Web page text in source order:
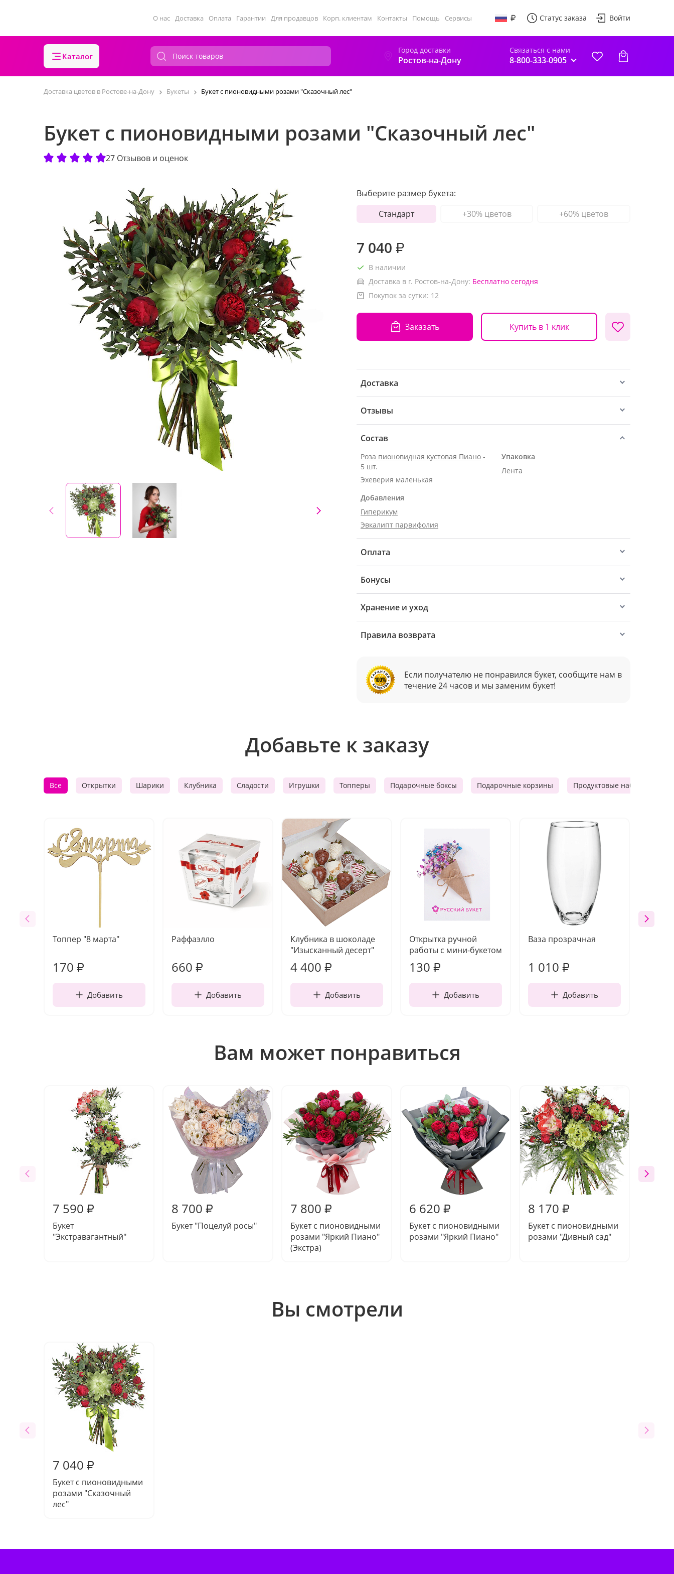
О нас Доставка Оплата Гарантии Для продавцов Корп. клиентам Контакты Помощь Сервисы Статус заказа Войти
Каталог
Город доставки
Ростов-на-Дону
Связаться с нами
8-800-333-0905
Доставка цветов в Ростове-на-Дону Букеты Букет с пионовидными розами "Сказочный лес"
Букет с пионовидными розами "Сказочный лес"
27 Отзывов и оценок
Выберите размер букета:
Стандарт
+30% цветов +60% цветов
7 040 ₽
В наличии
Доставка в г. Ростов-на-Дону: Бесплатно сегодня
Покупок за сутки: 12
Заказать Купить в 1 клик
Доставка
Отзывы
Состав
Роза пионовидная кустовая Пиано -
5 шт.
Эхеверия маленькая
Добавления
Гиперикум
Эвкалипт парвифолия
Упаковка
Лента
Оплата
Бонусы
Хранение и уход
Правила возврата
Если получателю не понравился букет, сообщите нам в
течение 24 часов и мы заменим букет!
Добавьте к заказу
Все Открытки Шарики Клубника Сладости Игрушки Топперы Подарочные боксы Подарочные корзины Продуктовые наборы
Топпер "8 марта"
170 ₽
Добавить
Раффаэлло
660 ₽
Добавить
Клубника в шоколаде
"Изысканный десерт"
4 400 ₽
Добавить
Открытка ручной
работы с мини-букетом
130 ₽
Добавить
Ваза прозрачная
1 010 ₽
Добавить
Вам может понравиться
7 590 ₽
Букет
"Экстравагантный"
8 700 ₽
Букет "Поцелуй росы"
7 800 ₽
Букет с пионовидными
розами "Яркий Пиано"
(Экстра)
6 620 ₽
Букет с пионовидными
розами "Яркий Пиано"
8 170 ₽
Букет с пионовидными
розами "Дивный сад"
Вы смотрели
7 040 ₽
Букет с пионовидными
розами "Сказочный
лес"